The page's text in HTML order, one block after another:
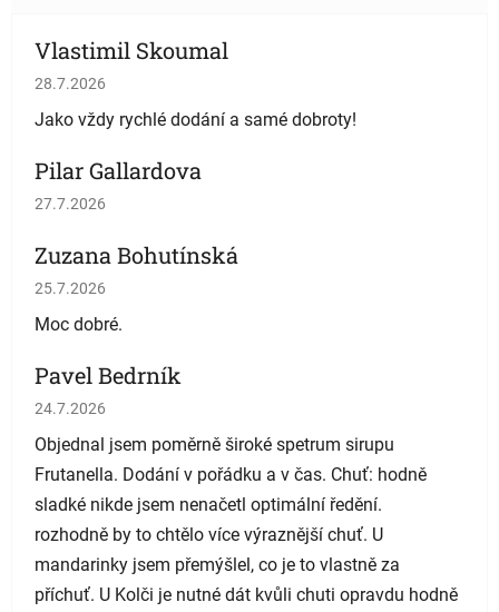
Vlastimil Skoumal
Hodnocení obchodu je 5 z 5 hvězdiček.
28.7.2026
Jako vždy rychlé dodání a samé dobroty!
Pilar Gallardova
Hodnocení obchodu je 5 z 5 hvězdiček.
27.7.2026
Zuzana Bohutínská
Hodnocení obchodu je 5 z 5 hvězdiček.
25.7.2026
Moc dobré.
Pavel Bedrník
Hodnocení obchodu je 5 z 5 hvězdiček.
24.7.2026
Objednal jsem poměrně široké spetrum sirupu
Frutanella. Dodání v pořádku a v čas. Chuť: hodně
sladké nikde jsem nenačetl optimální ředění.
rozhodně by to chtělo více výraznější chuť. U
mandarinky jsem přemýšlel, co je to vlastně za
příchuť. U Kolči je nutné dát kvůli chuti opravdu hodně